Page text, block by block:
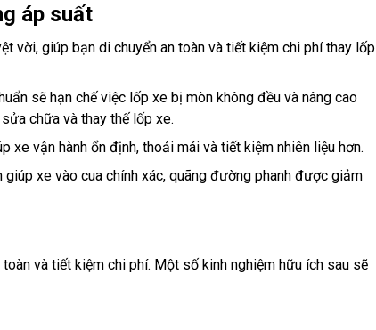
áp suất
vời, giúp bạn di chuyển an toàn và tiết kiệm chi phí thay lốp
sẽ hạn chế việc lốp xe bị mòn không đều và nâng cao
chữa và thay thế lốp xe.
xe vận hành ổn định, thoải mái và tiết kiệm nhiên liệu hơn.
xe vào cua chính xác, quãng đường phanh được giảm
và tiết kiệm chi phí. Một số kinh nghiệm hữu ích sau sẽ